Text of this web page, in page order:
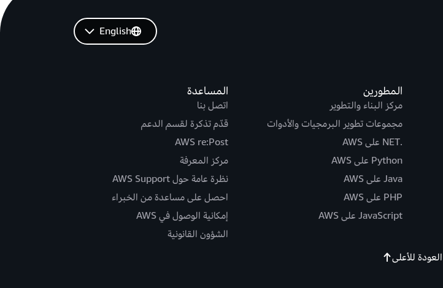
المطورين
مركز البناء والتطوير
مجموعات تطوير البرمجيات والأدوات
.NET على AWS
Python على AWS
Java على AWS
PHP على AWS
JavaScript على AWS
المساعدة
اتصل بنا
قدّم تذكرة لقسم الدعم
AWS re:Post
مركز المعرفة
نظرة عامة حول AWS Support
احصل على مساعدة من الخبراء
إمكانية الوصول في AWS
الشؤون القانونية
English
العودة للأعلى